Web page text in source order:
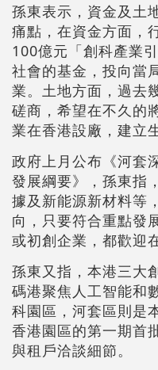
孫東表示，資金及土
痛點，在資金方面，
100億元「創科產業
社會的基金，投向當
業。土地方面，過去
磋商，希望在不久的
業在香港設廠，建立
政府上月公布《河套
發展綱要》，孫東指
據及新能源新材料等
向，只要符合重點發
或初創企業，都歡迎
孫東又指，本港三大
碼港聚焦人工智能和
科園區，河套區則是
香港園區的第一期首
與租戶洽談細節。